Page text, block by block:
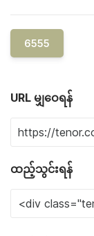
6555
URL မျှဝေရန်
ထည့်သွင်းရန်